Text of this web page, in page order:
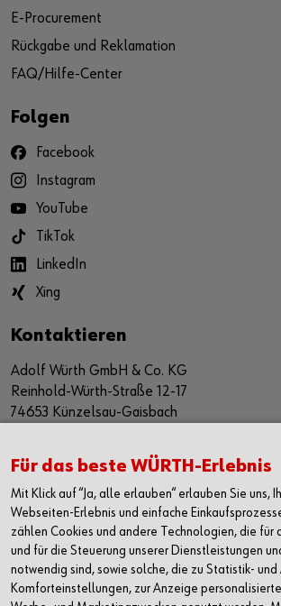
E-Procurement
Rückgabe und Reklamation
FAQ/Hilfe-Center
Folgen
Facebook
Instagram
YouTube
TikTok
LinkedIn
Xing
Kontaktieren
Adolf Würth GmbH & Co. KG
Reinhold-Würth-Straße 12-17
74653 Künzelsau-Gaisbach
Alle Kontaktmöglichkeiten
+49 7940 15-2400
info@wuerth.com
Für das beste WÜRTH-Erlebnis
Mit Klick auf “Ja, alle erlauben“ erlauben Sie uns,
Webseiten-Erlebnis und einfache
zählen Cookies und andere Technologien, die für
und für die Steuerung unserer Dienstleistungen
notwendig sind, sowie solche, die zu Statistik- und
Komforteinstellungen, zur Anzeige